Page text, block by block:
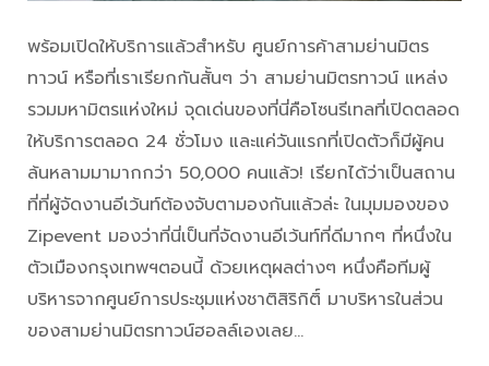
พร้อมเปิดให้บริการแล้วสำหรับ ศูนย์การค้าสามย่านมิตร
ทาวน์ หรือที่เราเรียกกันสั้นๆ ว่า สามย่านมิตรทาวน์ แหล่ง
รวมมหามิตรแห่งใหม่ จุดเด่นของที่นี่คือโซนรีเทลที่เปิดตลอด
ให้บริการตลอด 24 ชั่วโมง และแค่วันแรกที่เปิดตัวก็มีผู้คน
ล้นหลามมามากกว่า 50,000 คนแล้ว! เรียกได้ว่าเป็นสถาน
ที่ที่ผู้จัดงานอีเว้นท์ต้องจับตามองกันแล้วล่ะ ในมุมมองของ
Zipevent มองว่าที่นี่เป็นที่จัดงานอีเว้นท์ที่ดีมากๆ ที่หนึ่งใน
ตัวเมืองกรุงเทพฯตอนนี้ ด้วยเหตุผลต่างๆ หนึ่งคือทีมผู้
บริหารจากศูนย์การประชุมแห่งชาติสิริกิติ์ มาบริหารในส่วน
ของสามย่านมิตรทาวน์ฮอลล์เองเลย…